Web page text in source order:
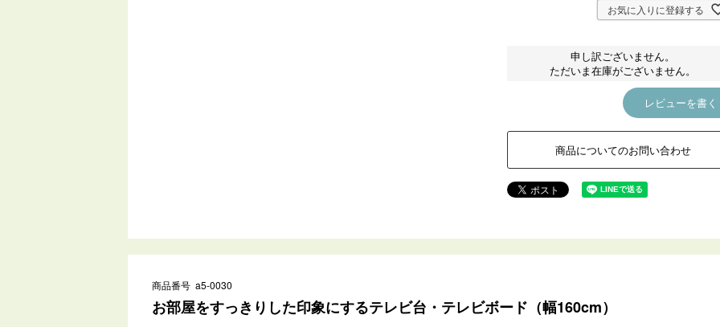
お気に入りに登録する
申し訳ございません。
ただいま在庫がございません。
レビューを書く
商品についてのお問い合わせ
商品番号 a5-0030
お部屋をすっきりした印象にするテレビ台・テレビボード（幅160cm）